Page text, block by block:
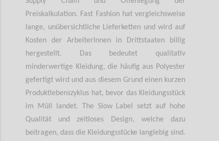
Preiskalkulation. Fast Fashion hat vergleichsweise
lange, unübersichtliche Lieferketten und wird auf
Kosten der ArbeiterInnen in Drittstaaten billig
hergestellt. Das bedeutet qualitativ
minderwertige Kleidung, die häufig aus Polyester
gefertigt wird und aus diesem Grund einen kurzen
Produktlebenszyklus hat, bevor das Kleidungsstück
im Müll landet. The Slow Label setzt auf hohe
Qualität und zeitloses Design, welche dazu
beitragen, dass die Kleidungsstücke langlebig sind.